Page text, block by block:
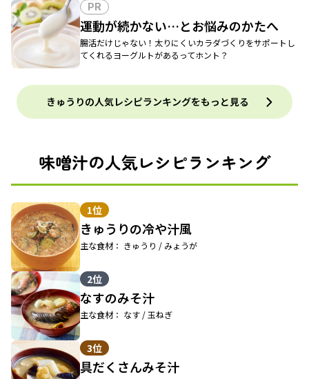
PR
運動が続かない…とお悩みのかたへ
腸活だけじゃない！太りにくいカラダづくりをサポートし
てくれるヨーグルトがあるってホント？
きゅうりの人気レシピランキングをもっと見る
味噌汁の人気レシピランキング
1位
きゅうりの冷や汁風
主な食材： きゅうり / みょうが
2位
なすのみそ汁
主な食材： なす / 玉ねぎ
3位
具だくさんみそ汁